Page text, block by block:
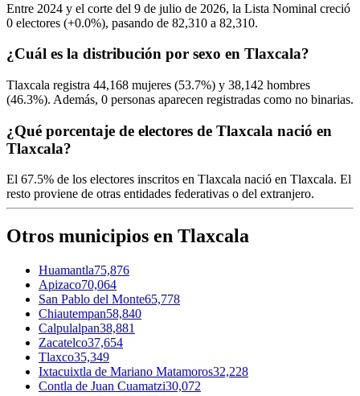
Entre 2024 y el corte del 9 de julio de 2026, la Lista Nominal creció
0 electores (+0.0%), pasando de 82,310 a 82,310.
¿Cuál es la distribución por sexo en Tlaxcala?
Tlaxcala registra 44,168 mujeres (53.7%) y 38,142 hombres
(46.3%). Además, 0 personas aparecen registradas como no binarias.
¿Qué porcentaje de electores de Tlaxcala nació en
Tlaxcala?
El 67.5% de los electores inscritos en Tlaxcala nació en Tlaxcala. El
resto proviene de otras entidades federativas o del extranjero.
Otros municipios en Tlaxcala
Huamantla75,876
Apizaco70,064
San Pablo del Monte65,778
Chiautempan58,840
Calpulalpan38,881
Zacatelco37,654
Tlaxco35,349
Ixtacuixtla de Mariano Matamoros32,228
Contla de Juan Cuamatzi30,072